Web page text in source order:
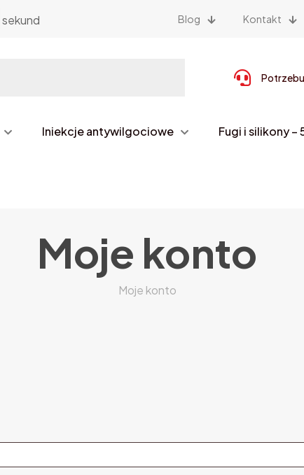
sekund Blog Kontakt
Iniekcje antywilgociowe Fugi i silikony
Moje konto
Moje konto